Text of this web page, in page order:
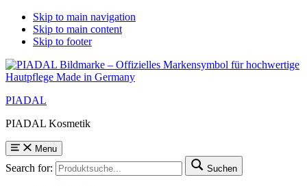
Skip to main navigation
Skip to main content
Skip to footer
PIADAL
PIADAL Kosmetik
Menu
Search for: Suchen